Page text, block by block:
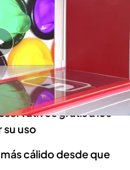
Cuatro
de amnistía pero el
cambia ante el
gratis a los
su uso
cálido desde que